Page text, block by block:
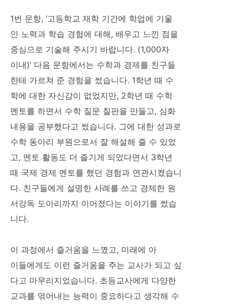
1번 문항, ‘고등학교 재학 기간에 학업에 기울
인 노력과 학습 경험에 대해, 배우고 느낀 점을
중심으로 기술해 주시기 바랍니다. (1,000자
이내)’ 다음 문항에서는 수학과 경제를 친구들
한테 가르쳐 준 경험을 썼습니다. 1학년 때 수
학에 대한 자신감이 없었지만, 2학년 때 수학
멘토를 하면서 수학 질문 칠판을 만들고, 심화
내용을 공부했다고 썼습니다. 그에 대한 성과로
수학 동아리 부원으로서 잘 해설해 줄 수 있었
고, 멘토 활동도 더 즐기게 되었다면서 3학년
때 국제 경제 멘토를 했던 경험과 연관시켰습니
다. 친구들에게 설명한 사례를 쓰고 경제한 원
서강독 도아리까지 이어졌다는 이야기를 썼습
니다.
이 과정에서 즐거움을 느꼈고, 미래에 아
이들에게도 이런 즐거움을 주는 교사가 되고 싶
다고 마무리지었습니다. 초등교사에게 다양한
교과를 엮어내는 능력이 중요하다고 생각해 수